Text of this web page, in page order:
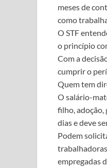
meses de
como
O STF
o princípio
Com a
cumprir o
Quem tem
O salário-
filho, adoção,
dias e deve
Podem
empregadas